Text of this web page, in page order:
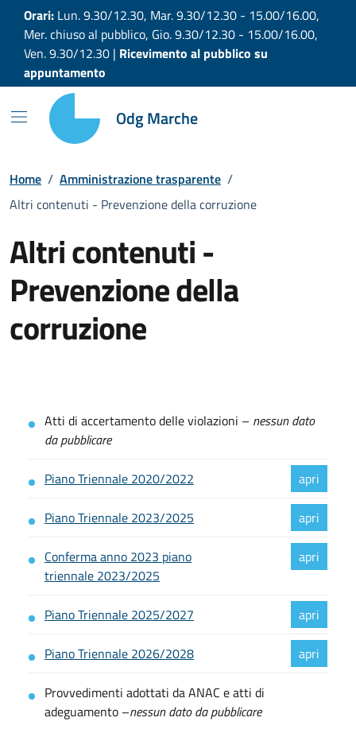
Vai ai contenuti
Vai al footer
Orari: Lun. 9.30/12.30, Mar. 9.30/12.30 - 15.00/16.00,
Mer. chiuso al pubblico, Gio. 9.30/12.30 - 15.00/16.00,
Ven. 9.30/12.30 | Ricevimento al pubblico su
appuntamento
Odg Marche
Home / Amministrazione trasparente /
Altri contenuti - Prevenzione della corruzione
Altri contenuti -
Prevenzione della
corruzione
Atti di accertamento delle violazioni – nessun dato
da pubblicare
Piano Triennale 2020/2022
Piano Triennale 2023/2025
Conferma anno 2023 piano
triennale 2023/2025
Piano Triennale 2025/2027
Piano Triennale 2026/2028
Provvedimenti adottati da ANAC e atti di
adeguamento –nessun dato da pubblicare